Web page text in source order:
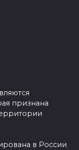
признана
в России